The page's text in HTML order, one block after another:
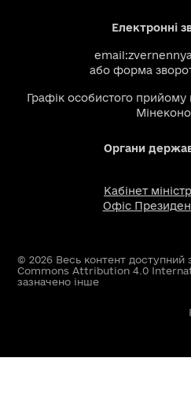
Електронні
email:
або форма
Графік особистого
Органи
Кабінет
Офіс
© 2026 Весь контент доступний
Commons Attribution 4.0
зазначено інше